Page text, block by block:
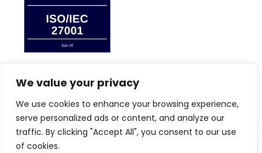
We value your privacy
We use cookies to enhance your browsing experience,
serve personalized ads or content, and analyze our
traffic. By clicking "Accept All", you consent to our use
of cookies.
TIJD4 © Copyright 2023. Alle rechten voorbehouden.
By browsing this website, you agree to our privacy